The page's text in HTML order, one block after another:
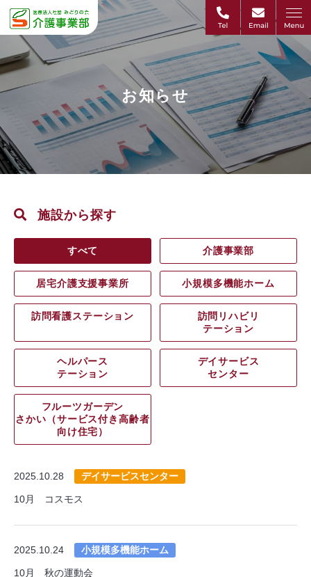
お知らせ
施設から探す
すべて 介護事業部
居宅介護支援事業所 小規模多機能ホーム
訪問看護ステーション
訪問リハビリ
テーション
ヘルパース
テーション
デイサービス
センター
フルーツガーデン
さかい（サービス付き高齢者
向け住宅）
2025.10.28 デイサービスセンター
10月 コスモス
2025.10.24 小規模多機能ホーム
10月 秋の運動会